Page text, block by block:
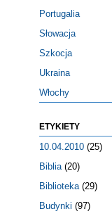
Portugalia
Słowacja
Szkocja
Ukraina
Włochy
ETYKIETY
10.04.2010 (25)
Biblia (20)
Biblioteka (29)
Budynki (97)